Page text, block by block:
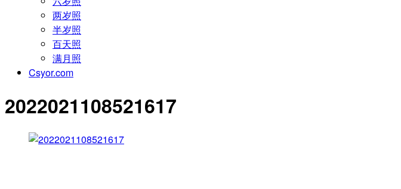
两岁照
半岁照
百天照
满月照
Csyor.com
2022021108521617